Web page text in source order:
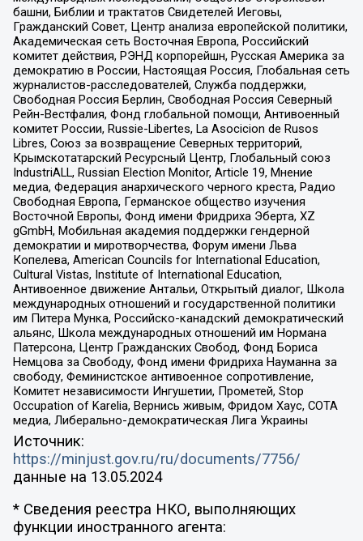
башни, Библии и трактатов Свидетелей Иеговы,
Гражданский Совет, Центр анализа европейской политики,
Академическая сеть Восточная Европа, Российский
комитет действия, РЭНД корпорейшн, Русская Америка за
демократию в России, Настоящая Россия, Глобальная сеть
журналистов-расследователей, Служба поддержки,
Свободная Россия Берлин, Свободная Россия Северный
Рейн-Вестфалия, Фонд глобальной помощи, Антивоенный
комитет России, Russie-Libertes, La Asocicion de Rusos
Libres, Союз за возвращение Северных территорий,
Крымскотатарский Ресурсный Центр, Глобальный союз
IndustriALL, Russian Election Monitor, Article 19, Мнение
медиа, Федерация анархического черного креста, Радио
Свободная Европа, Германское общество изучения
Восточной Европы, Фонд имени Фридриха Эберта, XZ
gGmbH, Мобильная академия поддержки гендерной
демократии и миротворчества, Форум имени Льва
Копелева, American Councils for International Education,
Cultural Vistas, Institute of International Education,
Антивоенное движение Антальи, Открытый диалог, Школа
международных отношений и государственной политики
им Питера Мунка, Российско-канадский демократический
альянс, Школа международных отношений им Нормана
Патерсона, Центр Гражданских Свобод, Фонд Бориса
Немцова за Свободу, Фонд имени Фридриха Науманна за
свободу, Феминистское антивоенное сопротивление,
Комитет независимости Ингушетии, Прометей, Stop
Occupation of Karelia, Вернись живым, Фридом Хаус, СОТА
медиа, Либерально-демократическая Лига Украины
Источник:
https://minjust.gov.ru/ru/documents/7756/
данные на 13.05.2024
* Сведения реестра НКО, выполняющих
функции иностранного агента: